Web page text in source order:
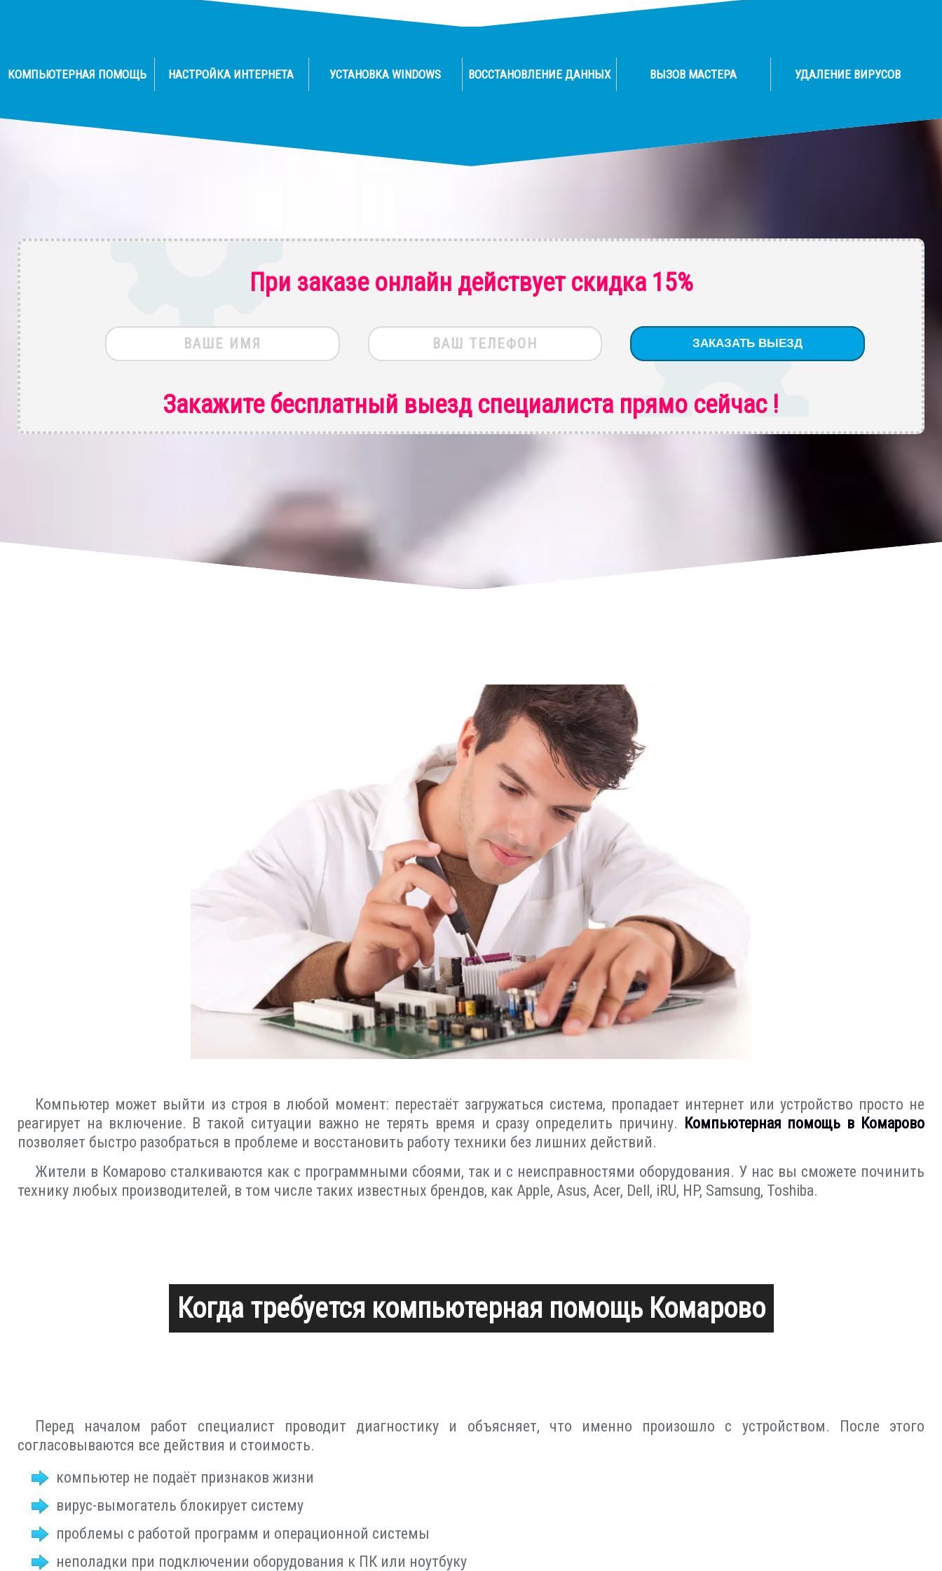
КОМПЬЮТЕРНАЯ ПОМОЩЬ НАСТРОЙКА ИНТЕРНЕТА УСТАНОВКА WINDOWS ВОССТАНОВЛЕНИЕ ДАННЫХ ВЫЗОВ МАСТЕРА УДАЛЕНИЕ ВИРУСОВ
При заказе онлайн действует скидка 15%
Закажите бесплатный выезд специалиста прямо сейчас !
Компьютер может выйти из строя в любой момент: перестаёт загружаться система, пропадает интернет или устройство просто не
реагирует на включение. В такой ситуации важно не терять время и сразу определить причину. Компьютерная помощь в Комарово
позволяет быстро разобраться в проблеме и восстановить работу техники без лишних действий.
Жители в Комарово сталкиваются как с программными сбоями, так и с неисправностями оборудования. У нас вы сможете починить
технику любых производителей, в том числе таких известных брендов, как Apple, Asus, Acer, Dell, iRU, HP, Samsung, Toshiba.
Когда требуется компьютерная помощь Комарово
Перед началом работ специалист проводит диагностику и объясняет, что именно произошло с устройством. После этого
согласовываются все действия и стоимость.
компьютер не подаёт признаков жизни
вирус-вымогатель блокирует систему
проблемы с работой программ и операционной системы
неполадки при подключении оборудования к ПК или ноутбуку